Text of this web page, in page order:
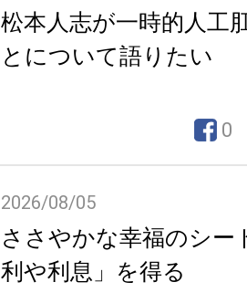
松本人志が一時的人工
とについて語りたい
0
2026/08/05
ささやかな幸福のシー
利や利息」を得る